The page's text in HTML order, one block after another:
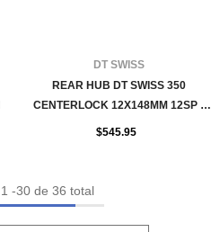
FOURNISSEUR:DT SWISS
REAR HUB DT SWISS 350
CENTERLOCK 12X148MM 12SP -
SHIMANO 32H
$545.95
1 -30de 36 total